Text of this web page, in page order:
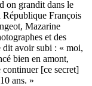
on grandit dans le
République François
Mazarine
et des
avoir subi : « moi,
bien en amont,
continuer [ce secret]
ans. »